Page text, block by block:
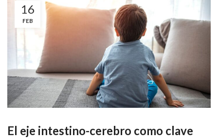
16
FEB
El eje intestino-cerebro como clave